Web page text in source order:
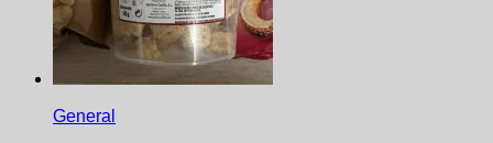
General